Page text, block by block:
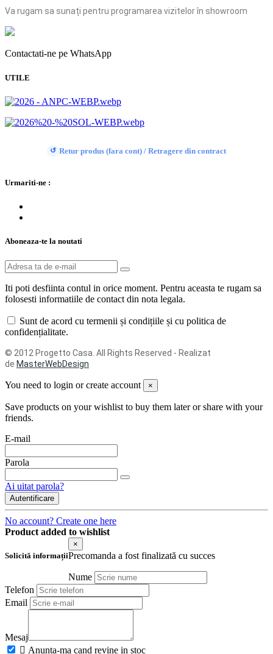
Va rugam sa sunați pentru programarea vizitelor în showroom
Contactati-ne pe WhatsApp
UTILE
↺ Retur produs (fara cont) / Retragere din contract
Urmariti-ne :
Aboneaza-te la noutati
Iti poti desfiinta contul in orice moment. Pentru aceasta te rugam sa
folosesti informatiile de contact din nota legala.
Sunt de acord cu termenii și condițiile și cu politica de
confidențialitate.
© 2012 Progetto Casa. All Rights Reserved - Realizat
de MasterWebDesign
You need to login or create account ×
Save products on your wishlist to buy them later or share with your
friends.
E-mail
Parola
Ai uitat parola?
Autentificare
No account? Create one here
Product added to wishlist
Solicită informații
×
Precomanda a fost finalizată cu succes
Nume
Telefon
Email
Mesaj
 Anunta-ma cand revine in stoc